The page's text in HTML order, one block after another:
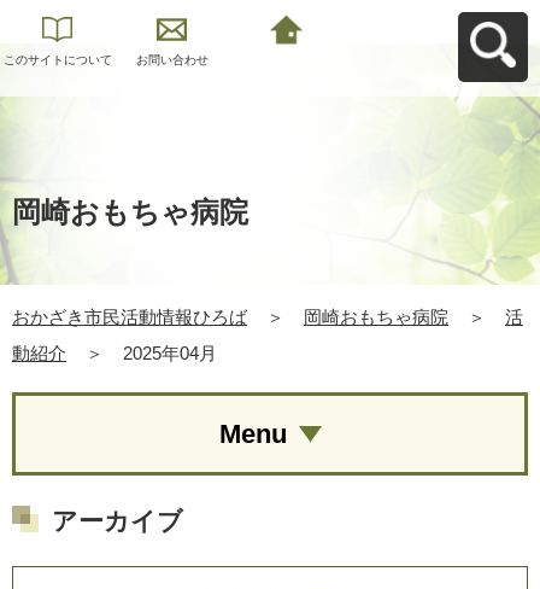
このサイトについて お問い合わせ
岡崎おもちゃ病院
おかざき市民活動情報ひろば ＞ 岡崎おもちゃ病院 ＞
活
動紹介
＞ 2025年04月
Menu
アーカイブ